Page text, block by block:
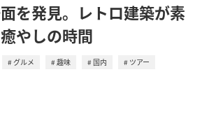
を発見。レトロ建築が素
やしの時間
グルメ 趣味 国内
ツアー